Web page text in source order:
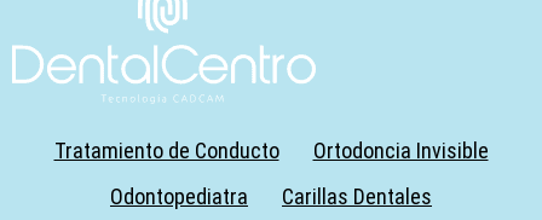
Tratamiento de Conducto
Ortodoncia Invisible
Odontopediatra
Carillas Dentales